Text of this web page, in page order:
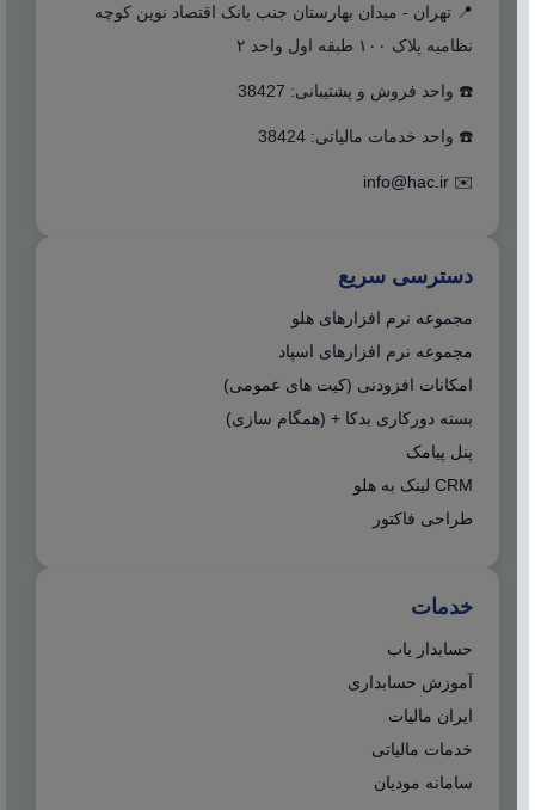
📍 تهران - میدان بهارستان جنب بانک اقتصاد نوین کوچه
نظامیه پلاک ۱۰۰ طبقه اول واحد ۲
☎️ واحد فروش و پشتیبانی: 38427
☎️ واحد خدمات مالیاتی: 38424
✉️
info@hac.ir
دسترسی سریع
مجموعه نرم افزارهای هلو
مجموعه نرم افزارهای اسپاد
امکانات افزودنی (کیت های عمومی)
بسته دورکاری بدکا + (همگام سازی)
پنل پیامک
CRM لینک به هلو
طراحی فاکتور
خدمات
حسابدار یاب
آموزش حسابداری
ایران مالیات
خدمات مالیاتی
سامانه مودیان